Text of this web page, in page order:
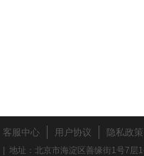
客服中心 用户协议 隐私政策
地址：北京市海淀区善缘街1号7